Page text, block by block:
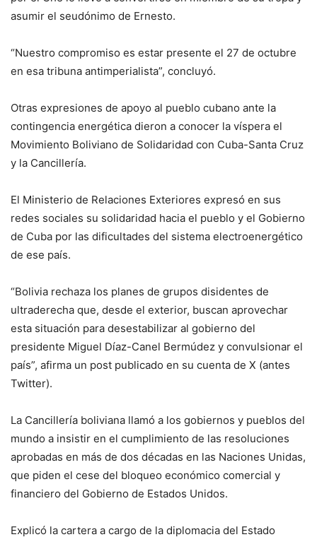
asumir el seudónimo de Ernesto.
“Nuestro compromiso es estar presente el 27 de octubre
en esa tribuna antimperialista”, concluyó.
Otras expresiones de apoyo al pueblo cubano ante la
contingencia energética dieron a conocer la víspera el
Movimiento Boliviano de Solidaridad con Cuba-Santa Cruz
y la Cancillería.
El Ministerio de Relaciones Exteriores expresó en sus
redes sociales su solidaridad hacia el pueblo y el Gobierno
de Cuba por las dificultades del sistema electroenergético
de ese país.
“Bolivia rechaza los planes de grupos disidentes de
ultraderecha que, desde el exterior, buscan aprovechar
esta situación para desestabilizar al gobierno del
presidente Miguel Díaz-Canel Bermúdez y convulsionar el
país”, afirma un post publicado en su cuenta de X (antes
Twitter).
La Cancillería boliviana llamó a los gobiernos y pueblos del
mundo a insistir en el cumplimiento de las resoluciones
aprobadas en más de dos décadas en las Naciones Unidas,
que piden el cese del bloqueo económico comercial y
financiero del Gobierno de Estados Unidos.
Explicó la cartera a cargo de la diplomacia del Estado